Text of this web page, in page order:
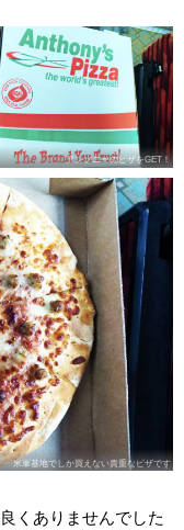
アンソニーのピザをGET！
米軍基地でしか買えない貴重なピザです
くありませんでした